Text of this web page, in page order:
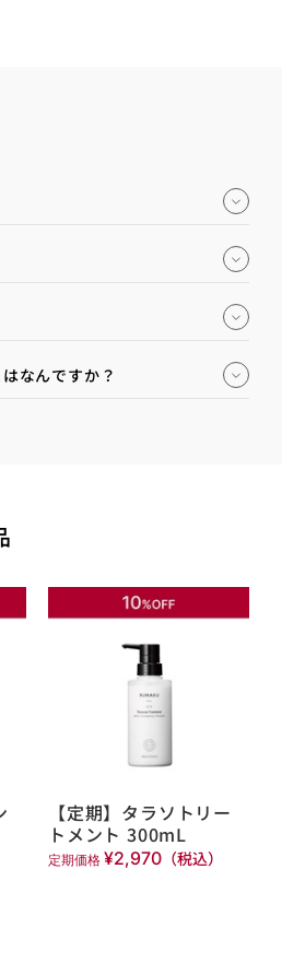
なんですか？
【定期】タラソトリー
トメント 300mL
定期価格 ¥2,970 （税込）